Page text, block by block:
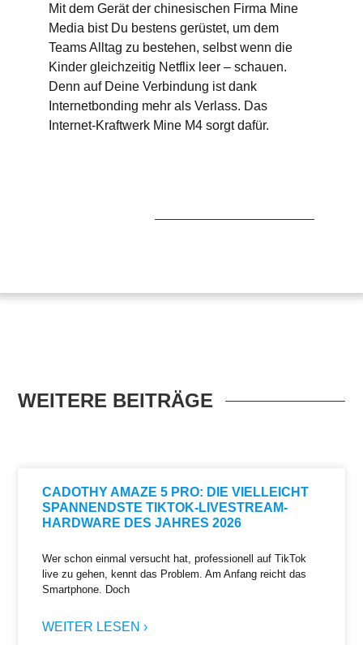
Mit dem Gerät der chinesischen Firma Mine
Media bist Du bestens gerüstet, um dem
Teams Alltag zu bestehen, selbst wenn die
Kinder gleichzeitig Netflix leer – schauen.
Denn auf Deine Verbindung ist dank
Internetbonding mehr als Verlass. Das
Internet-Kraftwerk Mine M4 sorgt dafür.
WEITERE BEITRÄGE
CADOTHY AMAZE 5 PRO: DIE VIELLEICHT
SPANNENDSTE TIKTOK-LIVESTREAM-
HARDWARE DES JAHRES 2026
Wer schon einmal versucht hat, professionell auf TikTok
live zu gehen, kennt das Problem. Am Anfang reicht das
Smartphone. Doch
WEITER LESEN ›